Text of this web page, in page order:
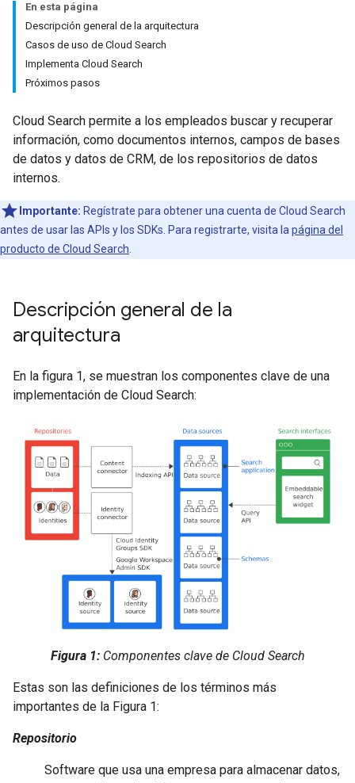
En esta página
Descripción general de la arquitectura
Casos de uso de Cloud Search
Implementa Cloud Search
Próximos pasos
Cloud Search permite a los empleados buscar y recuperar
información, como documentos internos, campos de bases
de datos y datos de CRM, de los repositorios de datos
internos.
Importante: Regístrate para obtener una cuenta de Cloud Search
antes de usar las APIs y los SDKs. Para registrarte, visita la página del
producto de Cloud Search
Descripción general de la
arquitectura
En la figura 1, se muestran los componentes clave de una
implementación de Cloud Search:
Figura 1:Componentes clave de Cloud Search
Estas son las definiciones de los términos más
importantes de la Figura 1:
Repositorio
Software que usa una empresa para almacenar datos,